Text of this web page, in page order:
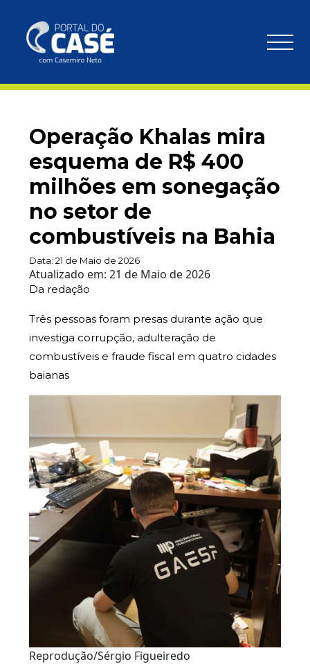
Operação Khalas mira
esquema de R$ 400
milhões em sonegação
no setor de
combustíveis na Bahia
Data: 21 de Maio de 2026
Atualizado em: 21 de Maio de 2026
Da redação
Três pessoas foram presas durante ação que
investiga corrupção, adulteração de
combustíveis e fraude fiscal em quatro cidades
baianas
Reprodução/Sérgio Figueiredo